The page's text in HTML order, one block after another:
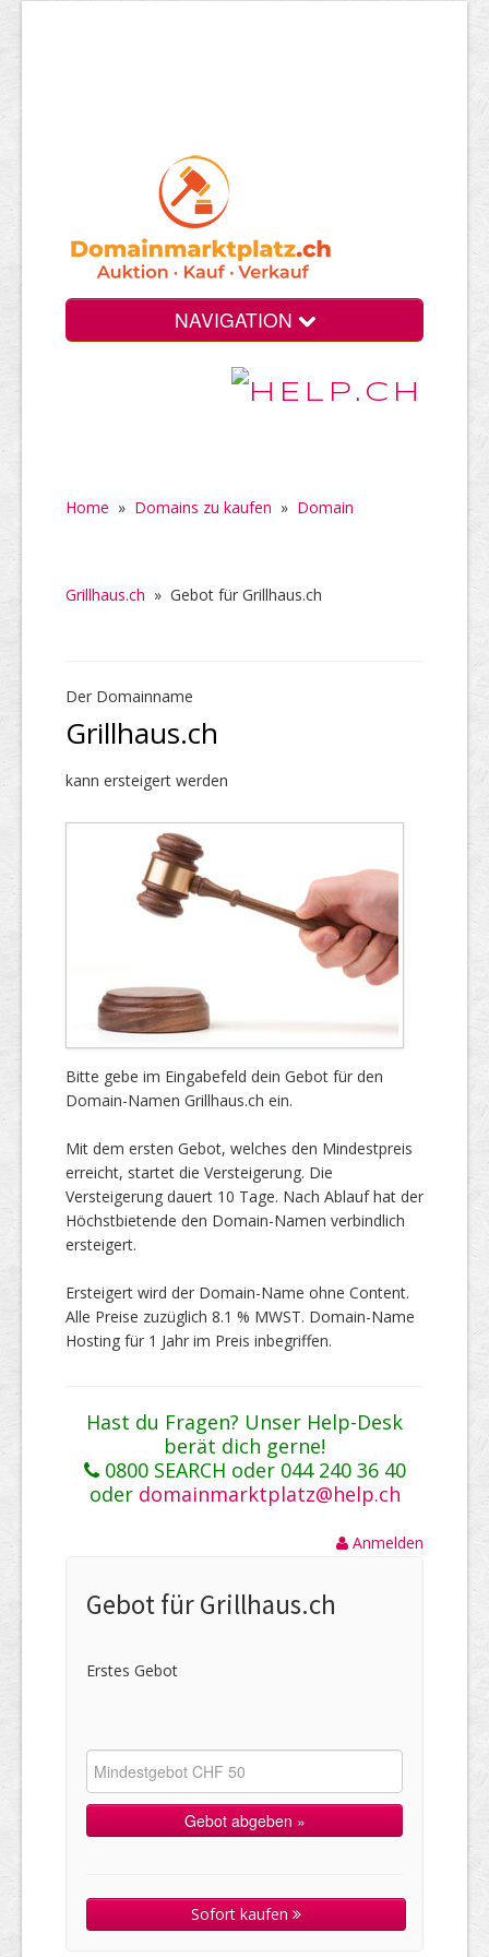
NAVIGATION
Home » Domains zu kaufen » Domain
Grillhaus.ch » Gebot für Grillhaus.ch
Der Domainname
Grillhaus.ch
kann ersteigert werden
Bitte gebe im Eingabefeld dein Gebot für den
Domain-Namen Grillhaus.ch ein.
Mit dem ersten Gebot, welches den Mindestpreis
erreicht, startet die Versteigerung. Die
Versteigerung dauert 10 Tage. Nach Ablauf hat der
Höchstbietende den Domain-Namen verbindlich
ersteigert.
Ersteigert wird der Domain-Name ohne Content.
Alle Preise zuzüglich 8.1 % MWST. Domain-Name
Hosting für 1 Jahr im Preis inbegriffen.
Hast du Fragen? Unser Help-Desk
berät dich gerne!
0800 SEARCH oder 044 240 36 40
oder domainmarktplatz@help.ch
Anmelden
Gebot für Grillhaus.ch
Erstes Gebot
Sofort kaufen